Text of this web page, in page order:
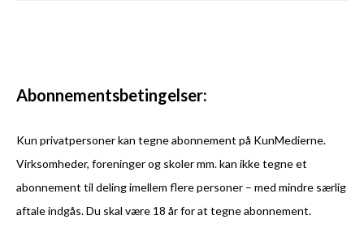
Abonnementsbetingelser:
Kun privatpersoner kan tegne abonnement på KunMedierne.
Virksomheder, foreninger og skoler mm. kan ikke tegne et
abonnement til deling imellem flere personer – med mindre særlig
aftale indgås. Du skal være 18 år for at tegne abonnement.